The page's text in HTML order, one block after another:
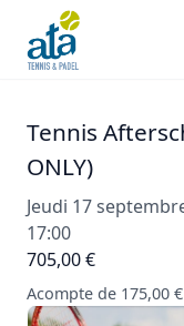
Tennis
ONLY)
Jeudi 17
17:00
705,00 €
Acompte de 175,00 €